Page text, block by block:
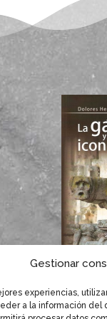
Gestionar
experiencias,
a la información del
Si te
te